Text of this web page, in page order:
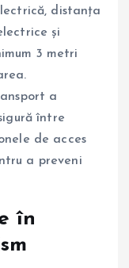
distanța
și
3 metri
a
între
de acces
a preveni
în